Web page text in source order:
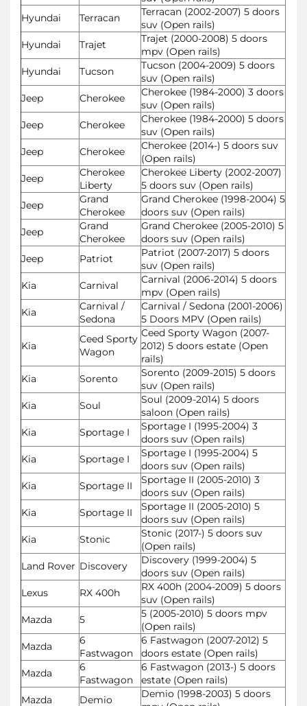
Hyundai
Terracan
Terracan (2002-2007) 5 doors
suv (Open rails)
Hyundai
Trajet
Trajet (2000-2008) 5 doors
mpv (Open rails)
Hyundai
Tucson
Tucson (2004-2009) 5 doors
suv (Open rails)
Jeep
Cherokee
Cherokee (1984-2000) 3 doors
suv (Open rails)
Jeep
Cherokee
Cherokee (1984-2000) 5 doors
suv (Open rails)
Jeep
Cherokee
Cherokee (2014-) 5 doors suv
(Open rails)
Jeep
Cherokee
Liberty
Cherokee Liberty (2002-2007)
5 doors suv (Open rails)
Jeep
Grand
Cherokee
Grand Cherokee (1998-2004) 5
doors suv (Open rails)
Jeep
Grand
Cherokee
Grand Cherokee (2005-2010) 5
doors suv (Open rails)
Jeep
Patriot
Patriot (2007-2017) 5 doors
suv (Open rails)
Kia
Carnival
Carnival (2006-2014) 5 doors
mpv (Open rails)
Kia
Carnival /
Sedona
Carnival / Sedona (2001-2006)
5 Doors MPV (Open rails)
Kia
Ceed Sporty
Wagon
Ceed Sporty Wagon (2007-
2012) 5 doors estate (Open
rails)
Kia
Sorento
Sorento (2009-2015) 5 doors
suv (Open rails)
Kia
Soul
Soul (2009-2014) 5 doors
saloon (Open rails)
Kia
Sportage I
Sportage I (1995-2004) 3
doors suv (Open rails)
Kia
Sportage I
Sportage I (1995-2004) 5
doors suv (Open rails)
Kia
Sportage II
Sportage II (2005-2010) 3
doors suv (Open rails)
Kia
Sportage II
Sportage II (2005-2010) 5
doors suv (Open rails)
Kia
Stonic
Stonic (2017-) 5 doors suv
(Open rails)
Land Rover Discovery
Discovery (1999-2004) 5
doors suv (Open rails)
Lexus
RX 400h
RX 400h (2004-2009) 5 doors
suv (Open rails)
Mazda
5
5 (2005-2010) 5 doors mpv
(Open rails)
Mazda
6
Fastwagon
6 Fastwagon (2007-2012) 5
doors estate (Open rails)
Mazda
6
Fastwagon
6 Fastwagon (2013-) 5 doors
estate (Open rails)
Mazda
Demio
Demio (1998-2003) 5 doors